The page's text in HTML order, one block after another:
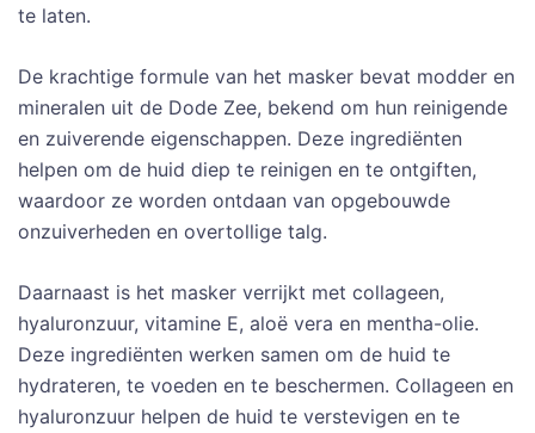
te laten.
De krachtige formule van het masker bevat modder en
mineralen uit de Dode Zee, bekend om hun reinigende
en zuiverende eigenschappen. Deze ingrediënten
helpen om de huid diep te reinigen en te ontgiften,
waardoor ze worden ontdaan van opgebouwde
onzuiverheden en overtollige talg.
Daarnaast is het masker verrijkt met collageen,
hyaluronzuur, vitamine E, aloë vera en mentha-olie.
Deze ingrediënten werken samen om de huid te
hydrateren, te voeden en te beschermen. Collageen en
hyaluronzuur helpen de huid te verstevigen en te